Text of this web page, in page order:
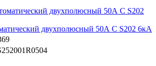
двухполюсный 50А С S202 6кА